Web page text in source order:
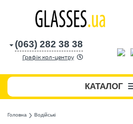
(063) 282 38 38
Графік кол-центру
КАТАЛОГ
Головна Водійські